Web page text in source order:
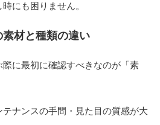
にも困りません。
材と種類の違い
に最初に確認すべきなのが「素
ナンスの手間・見た目の質感が大